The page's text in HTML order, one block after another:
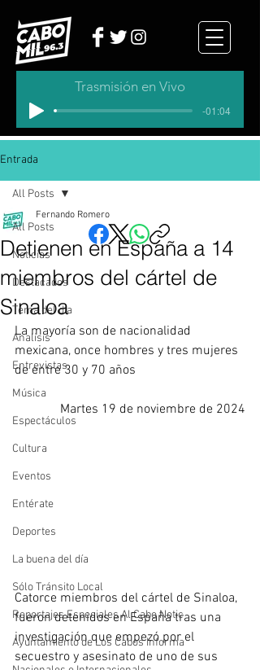
Trasmisión en Vivo
-01:04
Entrada
All Posts
Noticias
Destacados
Tema del dia
Analisis
Entrevistas
Música
Espectáculos
Cultura
Eventos
Entérate
Deportes
La buena del día
Sólo Tránsito Local
Reportajes Especiales Al Cabo Notic
Ayuntamiento de Los Cabos Informa
All Posts
Detienen en España a 14
miembros del cártel de
Sinaloa
Fernando Romero
La mayoría son de nacionalidad
mexicana, once hombres y tres mujeres
de entre 30 y 70 años
Martes 19 de noviembre de 2024
Catorce miembros del cártel de Sinaloa,
fueron detenidos en España tras una
investigación que empezó por el
secuestro y asesinato de uno de sus